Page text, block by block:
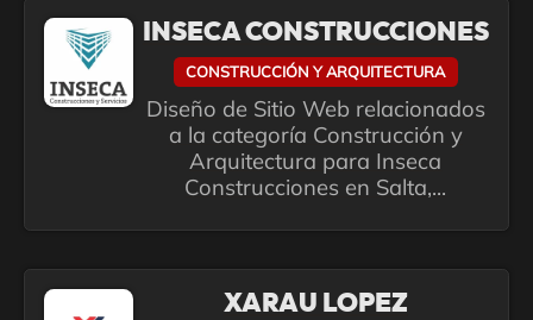
INSECA CONSTRUCCIONES
CONSTRUCCIÓN Y ARQUITECTURA
Diseño de Sitio Web relacionados
a la categoría Construcción y
Arquitectura para Inseca
Construcciones en Salta,...
XARAU LOPEZ